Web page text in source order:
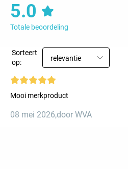
5.0
Totale beoordeling
Sorteert
op:
relevantie
Mooi merkproduct
08 mei 2026,door WVA